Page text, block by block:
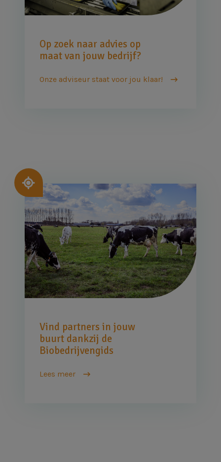
Op zoek naar advies op
maat van jouw bedrijf?
Onze adviseur staat voor jou klaar!
Afbeelding
Vind partners in jouw
buurt dankzij de
Biobedrijvengids
Lees meer